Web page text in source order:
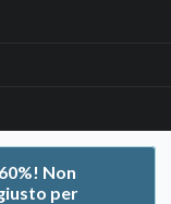
Non
per